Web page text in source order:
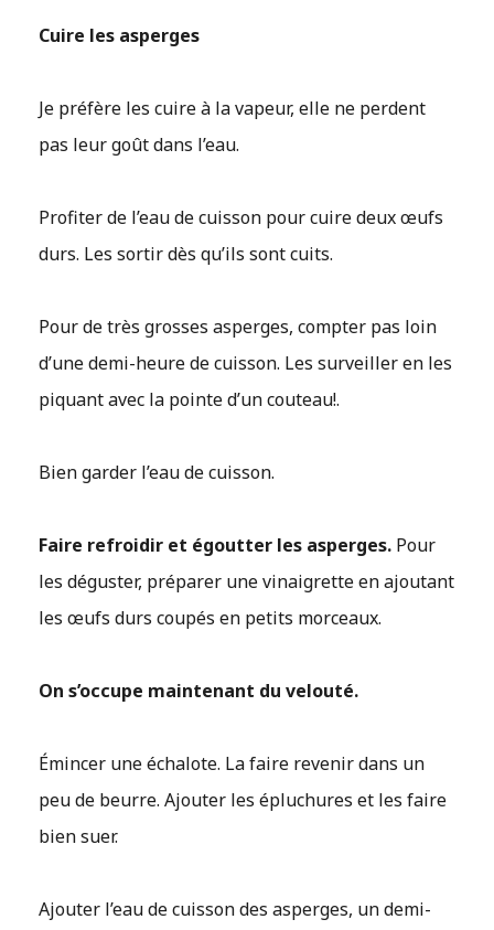
Cuire les asperges
Je préfère les cuire à la vapeur, elle ne perdent
pas leur goût dans l’eau.
Profiter de l’eau de cuisson pour cuire deux œufs
durs. Les sortir dès qu’ils sont cuits.
Pour de très grosses asperges, compter pas loin
d’une demi-heure de cuisson. Les surveiller en les
piquant avec la pointe d’un couteau!.
Bien garder l’eau de cuisson.
Faire refroidir et égoutter les asperges. Pour
les déguster, préparer une vinaigrette en ajoutant
les œufs durs coupés en petits morceaux.
On s’occupe maintenant du velouté.
Émincer une échalote. La faire revenir dans un
peu de beurre. Ajouter les épluchures et les faire
bien suer.
Ajouter l’eau de cuisson des asperges, un demi-